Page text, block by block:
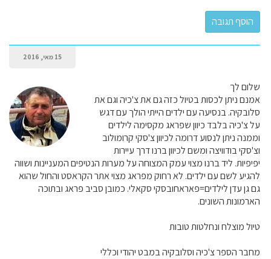
15 מאי, 2016
שלום לך
אמנם ניתן לכסות בטיול כזה גם את צ'כיה וגם את
סלובקיה. בנסיעה עם ילדים הייתי הולך עם דגש
על צ'כיה בלבד כיוון שפראג מקסימה לילדים
וממנה ניתן לנסוע דרומה לכיוון צ'סקי קרומולוב
וצ'סקי בודוויצה ומשם לכיוון ברנו דרך עיירות
יפיפיות. ליד ברנו מצוי עמק המצוחה על מערות הנטיפים המעניינות ושווה
להגיע לשם עם ילדים. לא רחוק מפראג מצוי אתר הקראסט והחול שהוא
גם גן עדן לילדים=פאראחובסקי סקאלי. כמובן סביב פראג ובתוכה
הארמונות השונים.
טיול מוצלח ונחלטות טובות
מחבר הספר צ'כיה וסלובקיה במבט יהודי וכללי